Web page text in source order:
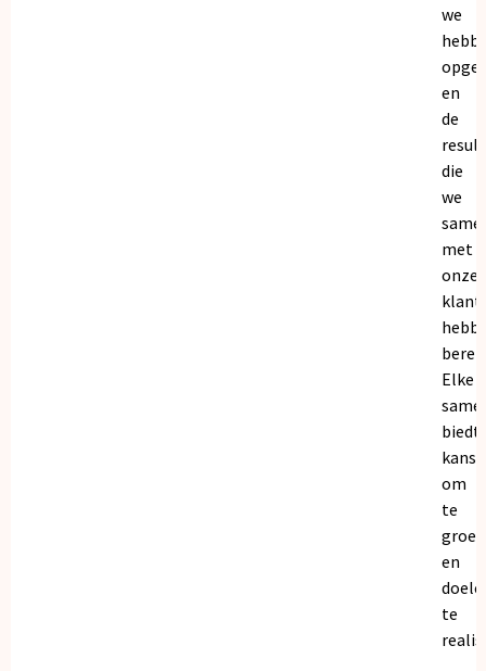
we
en
de
die
we
met
onze
Elke
biedt
om
te
en
te